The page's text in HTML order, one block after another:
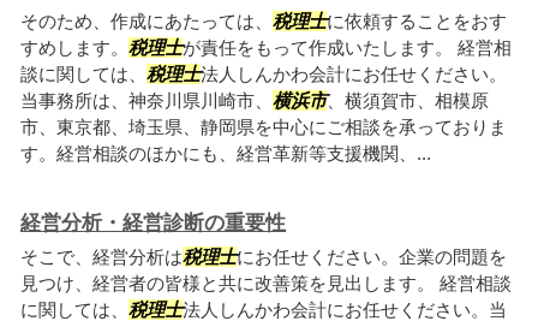
そのため、作成にあたっては、 税理士に依頼することをおす
すめします。 税理士が責任をもって作成いたします。 経営相
談に関しては、 税理士法人しんかわ会計にお任せください。
当事務所は、神奈川県川崎市、 横浜市、横須賀市、相模原
市、東京都、埼玉県、静岡県を中心にご相談を承っておりま
す。経営相談のほかにも、経営革新等支援機関、...
経営分析・経営診断の重要性
そこで、経営分析は税理士にお任せください。企業の問題を
見つけ、経営者の皆様と共に改善策を見出します。 経営相談
に関しては、 税理士法人しんかわ会計にお任せください。当